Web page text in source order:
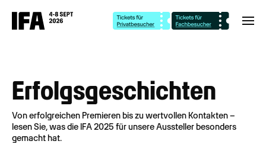
Erfolgsgeschichten
Von erfolgreichen Premieren bis zu wertvollen Kontakten –
lesen Sie, was die IFA 2025 für unsere Aussteller besonders
gemacht hat.